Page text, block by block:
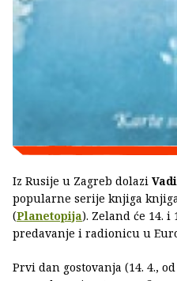
Iz Rusije u Zagreb dolazi
popularne serije knjiga
(Planetopija). Zeland će 14. i
predavanje i radionicu u
Prvi dan gostovanja (14. 4.,